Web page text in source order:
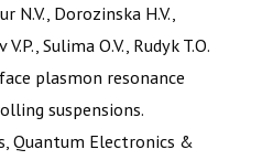
N.V., Dorozinska H.V.,
Sulima O.V., Rudyk T.O.
plasmon resonance
suspensions.
Quantum Electronics &